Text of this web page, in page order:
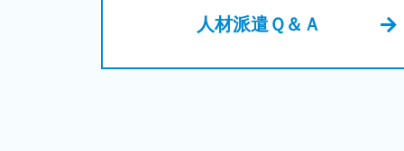
人材派遣Ｑ＆Ａ